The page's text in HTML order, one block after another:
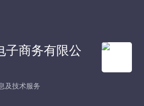
子商务有限公
及技术服务